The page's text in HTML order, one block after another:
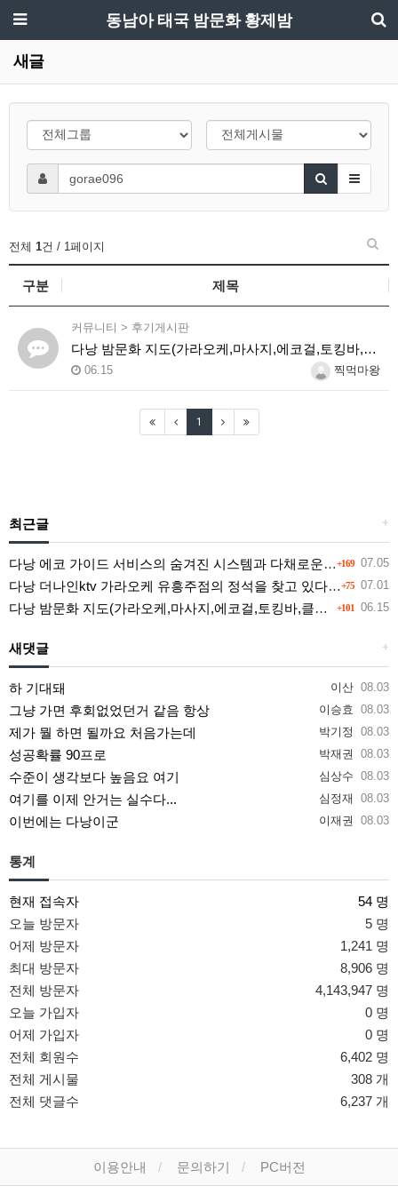
동남아 태국 밤문화 황제밤
새글
전체 1건 / 1페이지
구분 제목
커뮤니티 > 후기게시판
다낭 밤문화 지도(가라오케,마사지,에코걸,토킹바,클럽) 유흥별 가격 및 후기공유
찍먹마왕
06.15
1
+
최근글
+169 07.05
다낭 에코 가이드 서비스의 숨겨진 시스템과 다채로운 인력 풀의 진실
+75 07.01
다낭 더나인ktv 가라오케 유흥주점의 정석을 찾고 있다면 여기
+101 06.15
다낭 밤문화 지도(가라오케,마사지,에코걸,토킹바,클럽) 유흥별 가격 및 후기공유
+
새댓글
이산 08.03
하 기대돼
이승효 08.03
그냥 가면 후회없었던거 같음 항상
박기정 08.03
제가 뭘 하면 될까요 처음가는데
박재권 08.03
성공확률 90프로
심상수 08.03
수준이 생각보다 높음요 여기
심정재 08.03
여기를 이제 안거는 실수다...
이재권 08.03
이번에는 다낭이군
통계
현재 접속자
54 명
오늘 방문자
5 명
어제 방문자
1,241 명
최대 방문자
8,906 명
전체 방문자
4,143,947 명
오늘 가입자
0 명
어제 가입자
0 명
전체 회원수
6,402 명
전체 게시물
308 개
전체 댓글수
6,237 개
이용안내 문의하기 PC버전